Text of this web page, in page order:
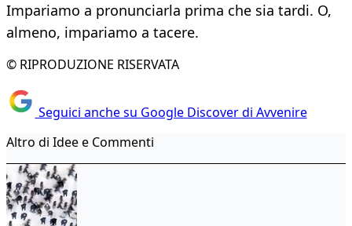
Impariamo a pronunciarla prima che sia tardi. O,
almeno, impariamo a tacere.
© RIPRODUZIONE RISERVATA
Seguici anche su Google Discover di Avvenire
Altro di Idee e Commenti